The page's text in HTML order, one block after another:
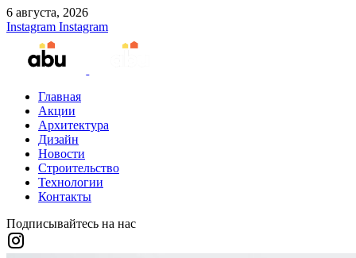
6 августа, 2026
Instagram Instagram
Главная
Акции
Архитектура
Дизайн
Новости
Строительство
Технологии
Контакты
Подписывайтесь на нас